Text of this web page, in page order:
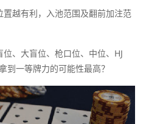
越有利，入池范围及翻前加注范
、大盲位、枪口位、中位、HJ
到一等牌力的可能性最高？